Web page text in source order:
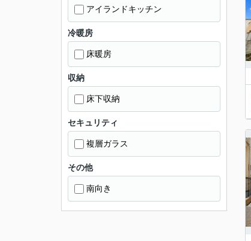
アイランドキッチン
冷暖房
床暖房
収納
床下収納
セキュリティ
複層ガラス
その他
南向き